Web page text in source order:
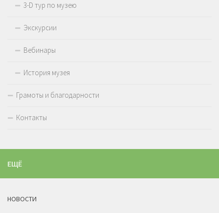
3-D тур по музею
Экскурсии
Вебинары
История музея
Грамоты и благодарности
Контакты
ЕЩЁ
НОВОСТИ